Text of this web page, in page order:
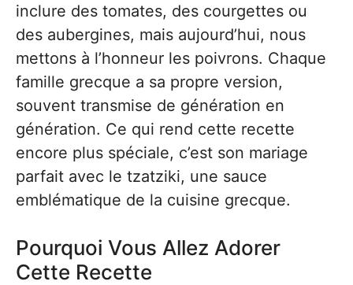
inclure des tomates, des courgettes ou
des aubergines, mais aujourd’hui, nous
mettons à l’honneur les poivrons. Chaque
famille grecque a sa propre version,
souvent transmise de génération en
génération. Ce qui rend cette recette
encore plus spéciale, c’est son mariage
parfait avec le tzatziki, une sauce
emblématique de la cuisine grecque.
Pourquoi Vous Allez Adorer
Cette Recette